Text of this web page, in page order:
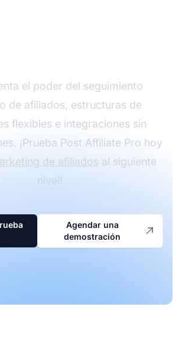
el poder del seguimiento
de afiliados, estructuras de
flexibles e integraciones sin
¡Prueba Post Affiliate Pro hoy
de afiliados al siguiente
nivel!
Agendar una
demostración